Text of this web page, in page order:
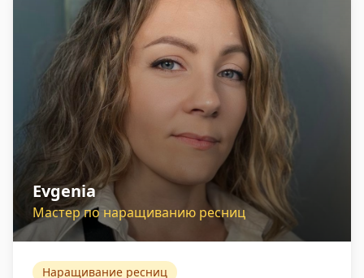
Evgenia
Мастер по наращиванию ресниц
Наращивание ресниц